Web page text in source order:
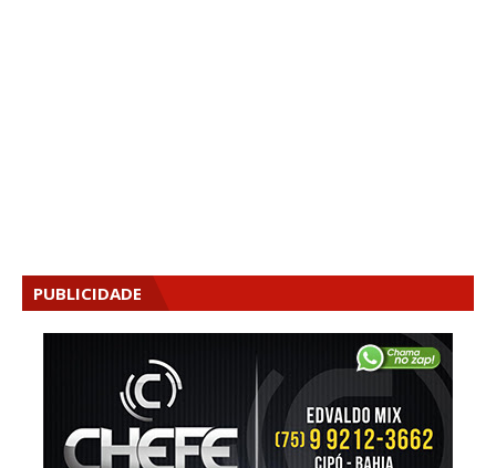
PUBLICIDADE